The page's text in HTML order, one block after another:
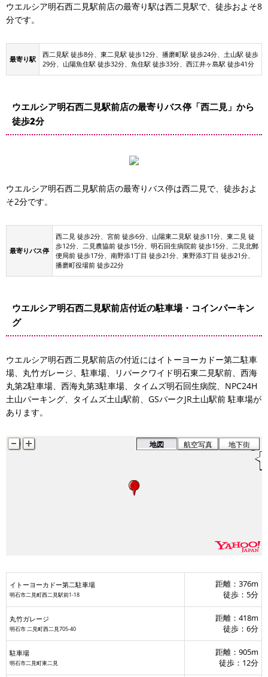
ウエルシア明石西二見駅前店の最寄り駅は西二見駅で、徒歩およそ8
分です。
最寄り駅
西二見駅 徒歩8分、東二見駅 徒歩12分、播磨町駅 徒歩24分、土山駅 徒歩
29分、山陽魚住駅 徒歩32分、魚住駅 徒歩33分、西江井ヶ島駅 徒歩41分
ウエルシア明石西二見駅前店の最寄りバス停「西二見」から
徒歩2分
ウエルシア明石西二見駅前店の最寄りバス停は西二見で、徒歩およ
そ2分です。
最寄りバス停
西二見 徒歩2分、宮前 徒歩6分、山陽東二見駅 徒歩11分、東二見 徒
歩12分、二見農協前 徒歩15分、明石回生病院前 徒歩15分、二見北郵
便局前 徒歩17分、南野添1丁目 徒歩21分、東野添3丁目 徒歩21分、
播磨町役場前 徒歩22分
ウエルシア明石西二見駅前店付近の駐車場・コインパーキン
グ
ウエルシア明石西二見駅前店の付近にはイトーヨーカドー第二駐車
場、丸竹ガレージ、駐車場、リパークワイド明石東二見駅前、西海
丸第2駐車場、西海丸第3駐車場、タイムズ明石回生病院、NPC24H
土山パーキング、タイムズ土山駅前、GSパークJR土山駅前 駐車場が
あります。
イトーヨーカドー第二駐車場
地図 航空写真 地下街
イトーヨーカドー第二駐車場
明石市二見町西二見駅前1-18
距離：376m
徒歩：5分
丸竹ガレージ
明石市 二見町西二見705-40
距離：418m
徒歩：6分
駐車場
明石市二見町東二見
距離：905m
徒歩：12分